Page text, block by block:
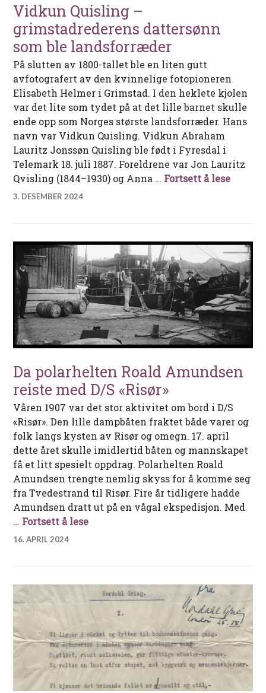
Vidkun Quisling –
grimstadrederens dattersønn
som ble landsforræder
På slutten av 1800-tallet ble en liten gutt
avfotografert av den kvinnelige fotopioneren
Elisabeth Helmer i Grimstad. I den heklete kjolen
var det lite som tydet på at det lille barnet skulle
ende opp som Norges største landsforræder. Hans
navn var Vidkun Quisling. Vidkun Abraham
Lauritz Jonssøn Quisling ble født i Fyresdal i
Telemark 18. juli 1887. Foreldrene var Jon Lauritz
Qvisling (1844–1930) og Anna … Fortsett å lese
3. DESEMBER 2024
Da polarhelten Roald Amundsen
reiste med D/S «Risør»
Våren 1907 var det stor aktivitet om bord i D/S
«Risør». Den lille dampbåten fraktet både varer og
folk langs kysten av Risør og omegn. 17. april
dette året skulle imidlertid båten og mannskapet
få et litt spesielt oppdrag. Polarhelten Roald
Amundsen trengte nemlig skyss for å komme seg
fra Tvedestrand til Risør. Fire år tidligere hadde
Amundsen dratt ut på en vågal ekspedisjon. Med
… Fortsett å leseDa polarhelten Roald Amundsen
16. APRIL 2024